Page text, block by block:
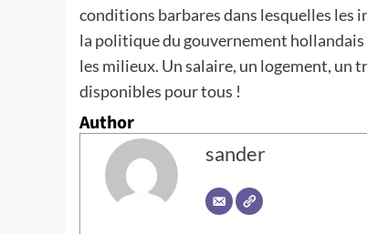
conditions barbares dans lesquelles les
la politique du gouvernement
les milieux. Un salaire, un logement, un
disponibles pour tous !
Author
sander